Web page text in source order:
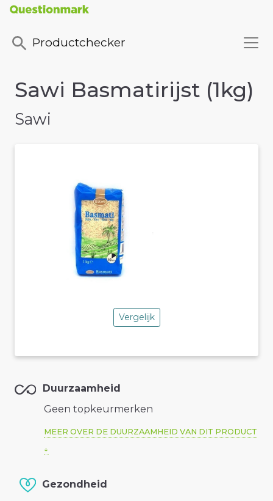
Productchecker
Sawi Basmatirijst (1kg)
Sawi
Vergelijk
Duurzaamheid
Geen topkeurmerken
MEER OVER DE DUURZAAMHEID VAN DIT PRODUCT
Gezondheid